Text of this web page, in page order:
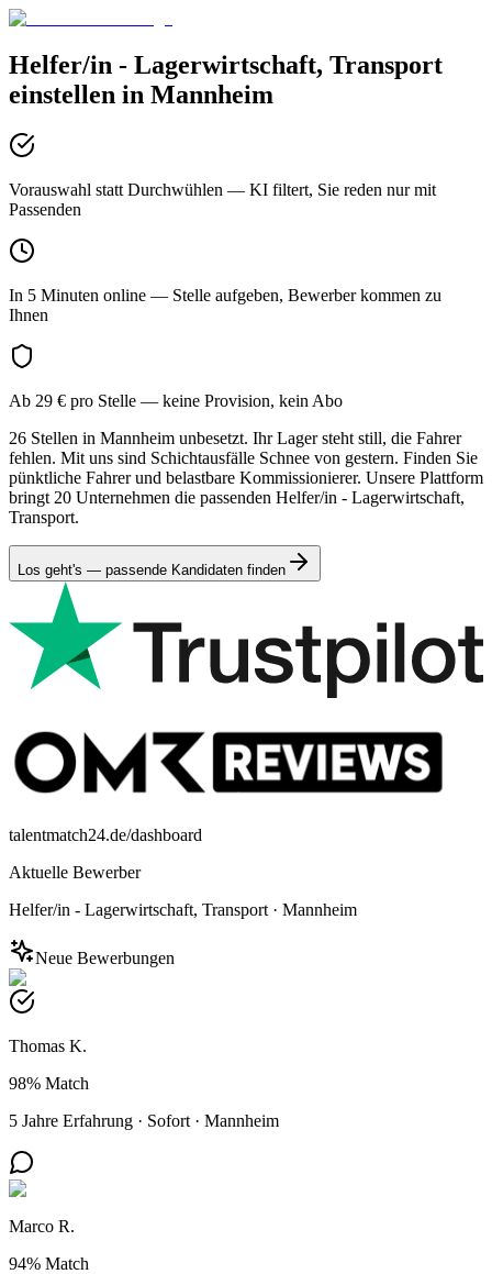
Helfer/in - Lagerwirtschaft, Transport
einstellen in Mannheim
Vorauswahl statt Durchwühlen — KI filtert, Sie reden nur mit
Passenden
In 5 Minuten online — Stelle aufgeben, Bewerber kommen zu
Ihnen
Ab 29 € pro Stelle — keine Provision, kein Abo
26 Stellen in Mannheim unbesetzt. Ihr Lager steht still, die Fahrer
fehlen. Mit uns sind Schichtausfälle Schnee von gestern. Finden Sie
pünktliche Fahrer und belastbare Kommissionierer. Unsere Plattform
bringt 20 Unternehmen die passenden Helfer/in - Lagerwirtschaft,
Transport.
Los geht's — passende Kandidaten finden
talentmatch24.de/dashboard
Aktuelle Bewerber
Helfer/in - Lagerwirtschaft, Transport · Mannheim
Neue Bewerbungen
Thomas K.
98% Match
5 Jahre Erfahrung · Sofort · Mannheim
Marco R.
94% Match